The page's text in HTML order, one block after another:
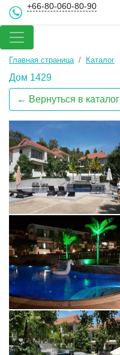
+66-80-060-80-90
Главная страница Каталог
Дом 1429
← Вернуться в каталог